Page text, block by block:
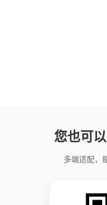
您也可
多端适配，